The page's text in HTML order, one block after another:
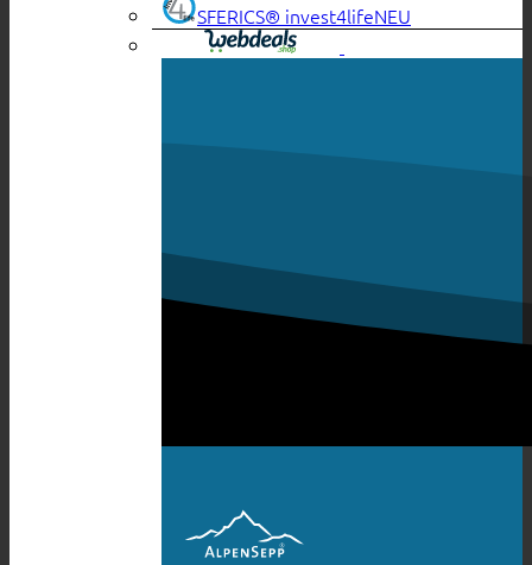
SFERICS® invest4life